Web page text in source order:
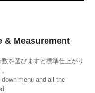
& Measurement
を選びますと標準仕上がり
menu and all the